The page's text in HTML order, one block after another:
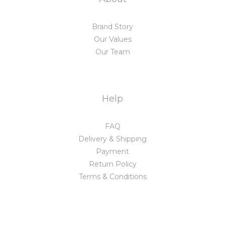
Brand Story
Our Values
Our Team
Help
FAQ
Delivery & Shipping
Payment
Return Policy
Terms & Conditions